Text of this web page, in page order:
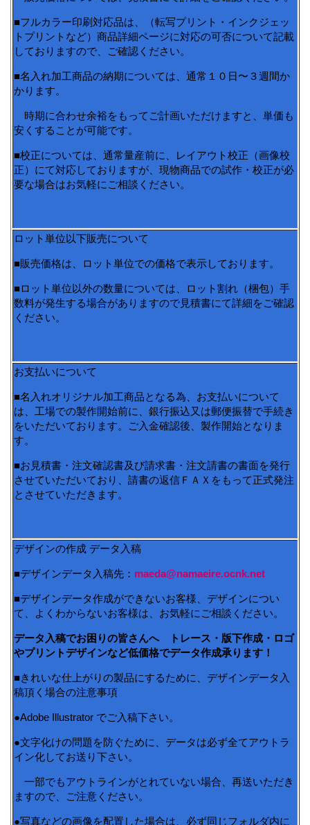
■フルカラー印刷対応品は、（転写プリント・インクジェッ
トプリントなど）商品詳細ページに対応の可否について記載
しておりますので、ご確認ください。
■名入れ加工商品の納期については、通常１０日〜３週間か
かります。
時期に合わせ余裕をもってご計画いただけますと、単価も
安くすることが可能です。
■校正については、通常量産前に、レイアウト校正（画像校
正）にて対応しておりますが、現物商品での試作・校正が必
要な場合はお気軽にご相談ください。
ロット単位以下販売について
■販売価格は、ロット単位での価格で表示しております。
■ロット単位以外の数量については、ロット割れ（梱包）手
数料が発生する場合がありますので見積書にて詳細をご確認
ください。
お支払いについて
■名入れオリジナル加工商品となる為、お支払いについて
は、工場での製作開始前に、銀行振込又は郵便振替で手続き
をいただいております。ご入金確認後、製作開始となりま
す。
■お見積書・注文確認書及び請求書・注文請書の書面を発行
させていただいており、請書の返信ＦＡＸをもって正式発注
とさせていただきます。
デザインの作成 データ入稿
■デザインデータ入稿先： maeda@namaeire.ocnk.net
■デザインデータ作成ができないお客様、デザインについ
て、よくわからないお客様は、お気軽にご相談ください。
データ入稿でお困りの皆さんへ トレース・版下作成・ロゴ
やプリントデザインなど低価格でデータ作成承ります！
■きれいな仕上がりの製品にするために、デザインデータ入
稿頂く場合の注意事項
●Adobe Illustrator でご入稿下さい。
●文字化けの問題を防ぐために、データは必ず全てアウトラ
イン化してお送り下さい。
一部でもアウトラインがとれていない場合、再送いただき
ますので、ご注意ください。
●写真などの画像を配置した場合は、必ず同じフォルダ内に